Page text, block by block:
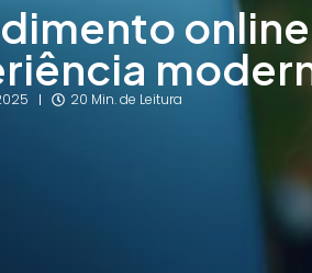
20 Min. de Leitura